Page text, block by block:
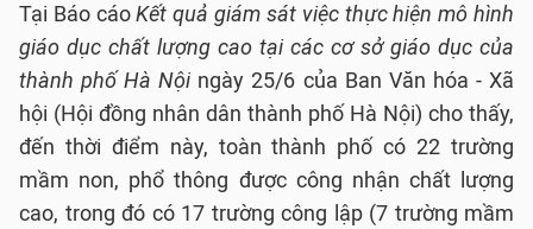
Tại Báo cáoKết quả giám sát việc thực hiện mô hình
giáo dục chất lượng cao tại các cơ sở giáo dục của
thành phố Hà Nội ngày 25/6 của Ban Văn hóa - Xã
hội (Hội đồng nhân dân thành phố Hà Nội) cho thấy,
đến thời điểm này, toàn thành phố có 22 trường
mầm non, phổ thông được công nhận chất lượng
cao, trong đó có 17 trường công lập (7 trường mầm